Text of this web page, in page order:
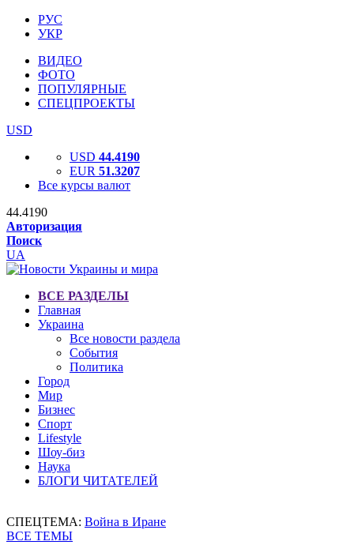
РУС
УКР
ВИДЕО
ФОТО
ПОПУЛЯРНЫЕ
СПЕЦПРОЕКТЫ
USD
USD 44.4190
EUR 51.3207
Все курсы валют
44.4190
Авторизация
Поиск
UA
ВСЕ РАЗДЕЛЫ
Главная
Украина
Все новости раздела
События
Политика
Город
Мир
Бизнес
Спорт
Lifestyle
Шоу-биз
Наука
БЛОГИ ЧИТАТЕЛЕЙ
СПЕЦТЕМА: Война в Иране
ВСЕ ТЕМЫ